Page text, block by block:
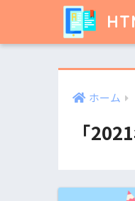
ホーム
「